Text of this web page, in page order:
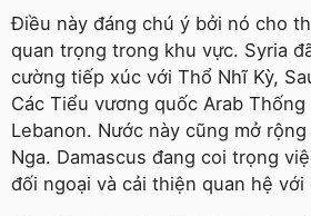
Điều này đáng chú ý bởi nó cho
quan trọng trong khu vực. Syria
cường tiếp xúc với Thổ Nhĩ Kỳ,
Các Tiểu vương quốc Arab Thống
Lebanon. Nước này cũng mở
Nga. Damascus đang coi trọng
đối ngoại và cải thiện quan hệ với